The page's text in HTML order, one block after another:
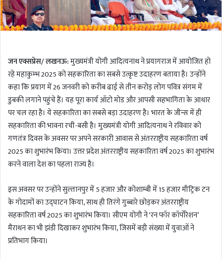
t
t
जन एक्सप्रेस/ लखनऊ:मुख्यमंत्री योगी आदित्यनाथ ने प्रयागराज में आयोजित हो
रहे महाकुम्भ 2025 को सहकारिता का सबसे उत्कृष्ट उदाहरण बताया है। उन्होंने
कहा कि प्रयाग में 26 जनवरी को करीब ढाई से तीन करोड़ लोग पवित्र संगम में
डुबकी लगाने पहुंचे हैं। यह पूरा कार्य ऑटो मोड और आपसी सहभागिता के आधार
पर चल रहा है। ये सहकारिता का सबसे बड़ा उदाहरण है। भारत के जीन्स में ही
सहकारिता की भावना रची-बसी है। मुख्यमंत्री योगी आदित्यनाथ ने रविवार को
गणतंत्र दिवस के अवसर पर अपने सरकारी आवास से अंतरराष्ट्रीय सहकारिता वर्ष
2025 का शुभारंभ किया। उत्तर प्रदेश अंतरराष्ट्रीय सहकारिता वर्ष 2025 का शुभारंभ
करने वाला देश का पहला राज्य है।
इस अवसर पर उन्होंने सुल्तानपुर में 5 हजार और कोशाम्बी में 15 हजार मीट्रिक टन
के गोदामों का उद्घाटन किया, साथ ही तिरंगे गुब्बारे छोड़कर अंतरराष्ट्रीय
सहकारिता वर्ष 2025 का शुभारंभ किया। सीएम योगी ने ‘रन फॉर कॉर्पोरेशन’
मैराथन का भी झंडी दिखाकर शुभारंभ किया, जिसमें बड़ी संख्या में युवाओं ने
प्रतिभाग किया।